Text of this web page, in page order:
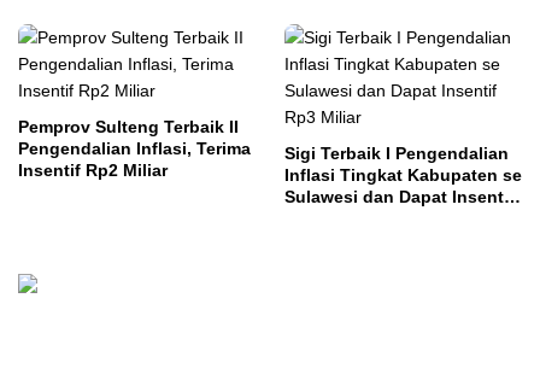
Pemprov Sulteng Terbaik II
Pengendalian Inflasi, Terima
Insentif Rp2 Miliar
Sigi Terbaik I Pengendalian
Inflasi Tingkat Kabupaten se
Sulawesi dan Dapat Insentif